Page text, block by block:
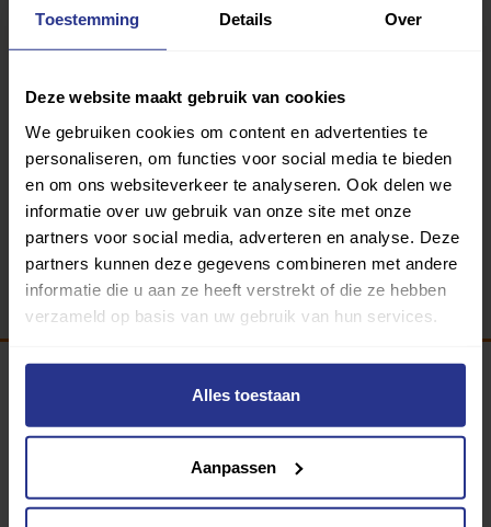
Toestemming Details Over
Deze website maakt gebruik van cookies
We gebruiken cookies om content en advertenties te
personaliseren, om functies voor social media te bieden
en om ons websiteverkeer te analyseren. Ook delen we
informatie over uw gebruik van onze site met onze
partners voor social media, adverteren en analyse. Deze
partners kunnen deze gegevens combineren met andere
informatie die u aan ze heeft verstrekt of die ze hebben
verzameld op basis van uw gebruik van hun services.
Alles toestaan
Aanpassen
Zelf beoordelen
Om deze sportruimte te beoordelen moet je ingelogd
Inloggen
340 gemeenten